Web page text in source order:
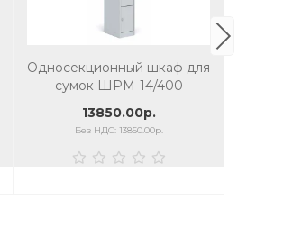
Односекционный шкаф для
сумок ШРМ-14/400
13850.00р.
Без НДС: 13850.00р.